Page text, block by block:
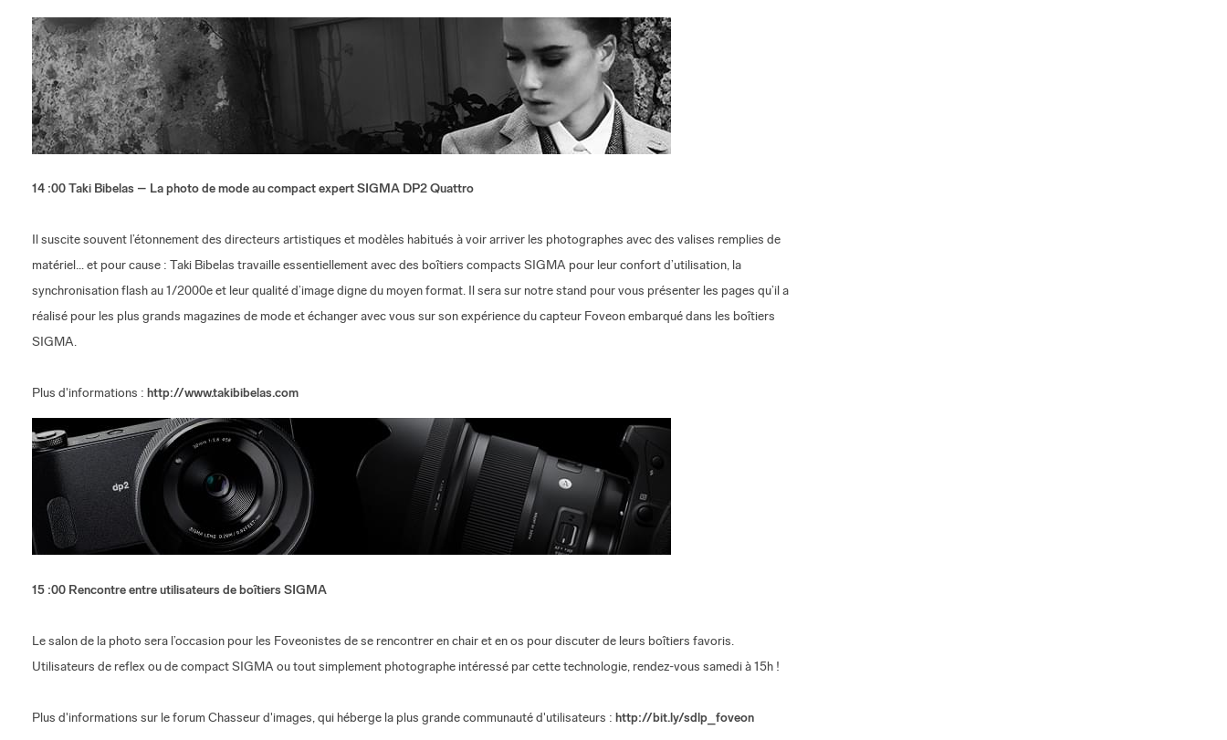
14 :00 Taki Bibelas – La photo de mode au compact expert SIGMA DP2 Quattro
Il suscite souvent l’étonnement des directeurs artistiques et modèles habitués à voir arriver les photographes avec des valises remplies de
matériel… et pour cause : Taki Bibelas travaille essentiellement avec des boîtiers compacts SIGMA pour leur confort d’utilisation, la
synchronisation flash au 1/2000e et leur qualité d’image digne du moyen format. Il sera sur notre stand pour vous présenter les pages qu’il a
réalisé pour les plus grands magazines de mode et échanger avec vous sur son expérience du capteur Foveon embarqué dans les boîtiers
SIGMA.
Plus d'informations : http://www.takibibelas.com
15 :00 Rencontre entre utilisateurs de boîtiers SIGMA
Le salon de la photo sera l’occasion pour les Foveonistes de se rencontrer en chair et en os pour discuter de leurs boîtiers favoris.
Utilisateurs de reflex ou de compact SIGMA ou tout simplement photographe intéressé par cette technologie, rendez-vous samedi à 15h !
Plus d'informations sur le forum Chasseur d'images, qui héberge la plus grande communauté d'utilisateurs : http://bit.ly/sdlp_foveon